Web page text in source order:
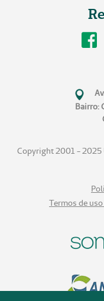
Bairro:
Copyright 2001 - 2025
Termos de